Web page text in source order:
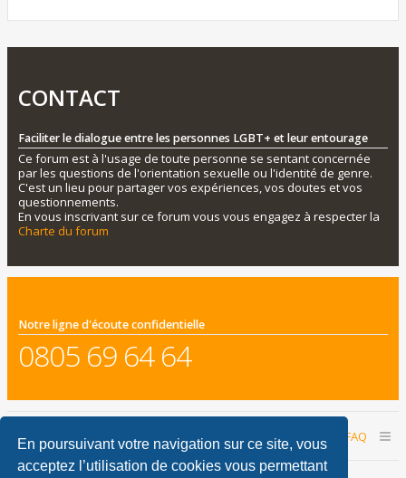
En poursuivant votre navigation sur ce site, vous
acceptez l’utilisation de cookies vous permettant
CONTACT
Faciliter le dialogue entre les personnes LGBT+ et leur entourage
Ce forum est à l'usage de toute personne se sentant concernée
par les questions de l'orientation sexuelle ou l'identité de genre.
C'est un lieu pour partager vos expériences, vos doutes et vos
questionnements.
En vous inscrivant sur ce forum vous vous engagez à respecter la
Charte du forum
Notre ligne d'écoute confidentielle
0805 69 64 64
Accueil du forum FAQ
Nous contacter